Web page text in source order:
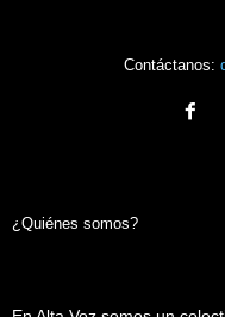
Contáctanos:
¿Quiénes somos?